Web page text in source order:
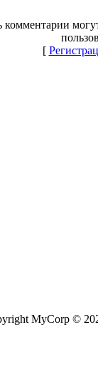
комментарии
[
MyCorp ©